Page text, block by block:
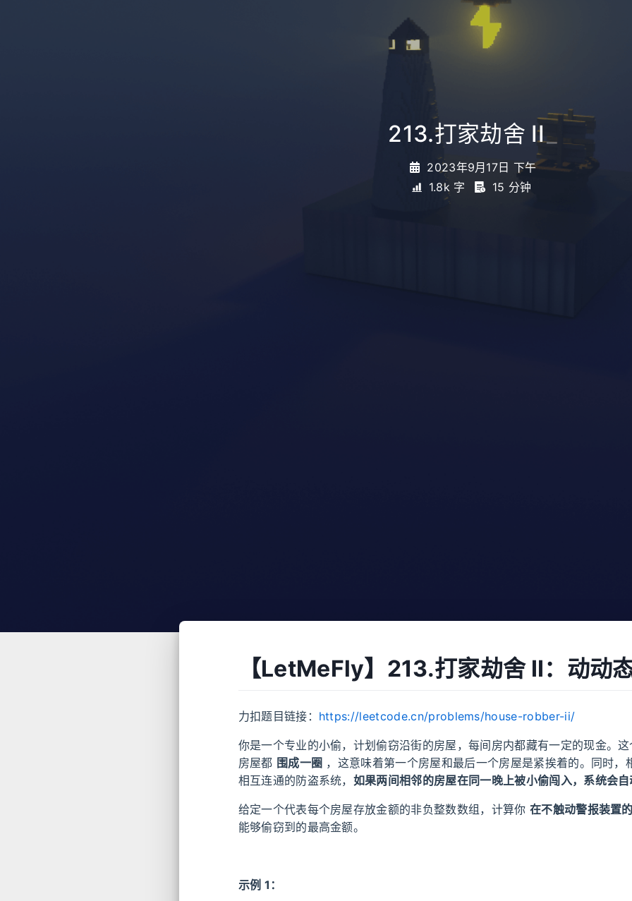
213.打家劫舍 II_
2023年9月17日 下午
1.8k 字
15 分钟
【LetMeFly】213.打家劫舍 II：动动
力扣题目链接： https://leetcode.cn/problems/house-robber-ii/
你是一个专业的小偷，计划偷窃沿街的房屋，每间房内都藏有一定的现金。
房屋都 围成一圈 ，这意味着第一个房屋和最后一个房屋是紧挨着的。同时，
相互连通的防盗系统， 如果两间相邻的房屋在同一晚上被小偷闯入，系统会
给定一个代表每个房屋存放金额的非负整数数组，计算你 在不触动警报装置
能够偷窃到的最高金额。
示例 1：